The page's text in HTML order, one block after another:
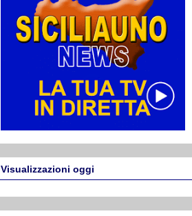
Visualizzazioni oggi